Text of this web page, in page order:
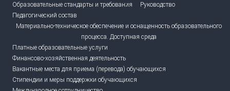
Образовательные стандарты и требования
Руководство
Педагогический состав
Материально-техническое обеспечение и оснащенность образовательного
процесса. Доступная среда
Платные образовательные услуги
Финансово-хозяйственная деятельность
Вакантные места для приема (перевода) обучающихся
Стипендии и меры поддержки обучающихся